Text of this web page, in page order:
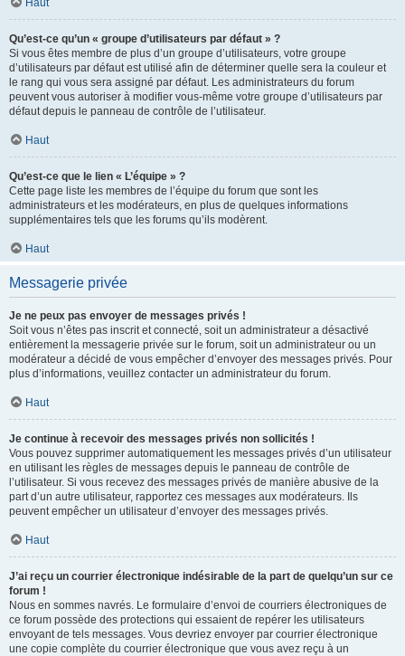
Haut
Qu’est-ce qu’un « groupe d’utilisateurs par défaut » ?
Si vous êtes membre de plus d’un groupe d’utilisateurs, votre groupe
d’utilisateurs par défaut est utilisé afin de déterminer quelle sera la couleur et
le rang qui vous sera assigné par défaut. Les administrateurs du forum
peuvent vous autoriser à modifier vous-même votre groupe d’utilisateurs par
défaut depuis le panneau de contrôle de l’utilisateur.
Haut
Qu’est-ce que le lien « L’équipe » ?
Cette page liste les membres de l’équipe du forum que sont les
administrateurs et les modérateurs, en plus de quelques informations
supplémentaires tels que les forums qu’ils modèrent.
Haut
Messagerie privée
Je ne peux pas envoyer de messages privés !
Soit vous n’êtes pas inscrit et connecté, soit un administrateur a désactivé
entièrement la messagerie privée sur le forum, soit un administrateur ou un
modérateur a décidé de vous empêcher d’envoyer des messages privés. Pour
plus d’informations, veuillez contacter un administrateur du forum.
Haut
Je continue à recevoir des messages privés non sollicités !
Vous pouvez supprimer automatiquement les messages privés d’un utilisateur
en utilisant les règles de messages depuis le panneau de contrôle de
l’utilisateur. Si vous recevez des messages privés de manière abusive de la
part d’un autre utilisateur, rapportez ces messages aux modérateurs. Ils
peuvent empêcher un utilisateur d’envoyer des messages privés.
Haut
J’ai reçu un courrier électronique indésirable de la part de quelqu’un sur ce
forum !
Nous en sommes navrés. Le formulaire d’envoi de courriers électroniques de
ce forum possède des protections qui essaient de repérer les utilisateurs
envoyant de tels messages. Vous devriez envoyer par courrier électronique
une copie complète du courrier électronique que vous avez reçu à un